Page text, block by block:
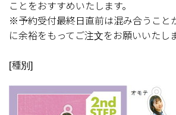
ことをおすすめいたします。
※予約受付最終日直前は混み合うこと
に余裕をもってご注文をお願いいたし
[種別]